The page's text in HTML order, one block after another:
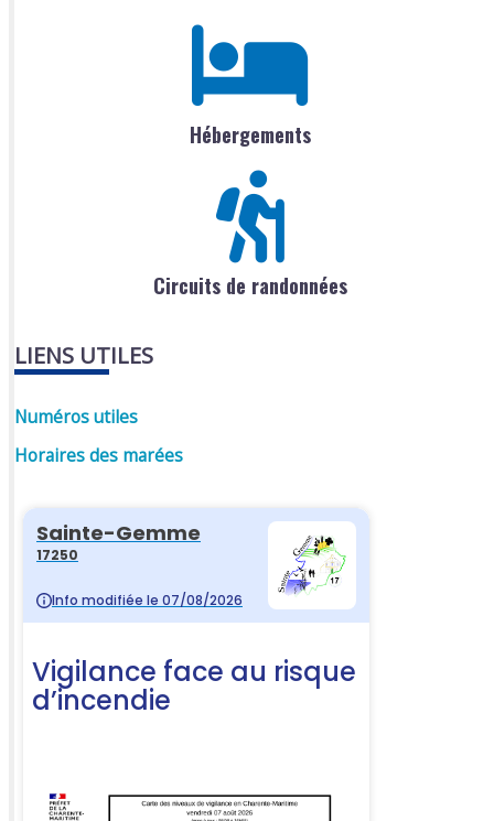
Hébergements
Circuits de randonnées
LIENS UTILES
Numéros utiles
Horaires des marées